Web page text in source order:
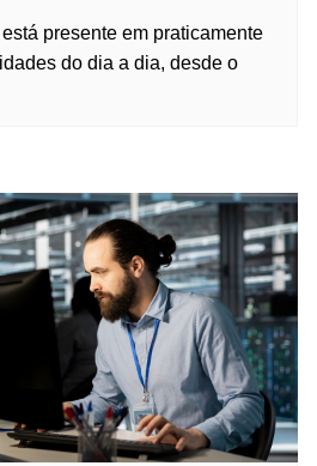
presente em praticamente
do dia a dia, desde o